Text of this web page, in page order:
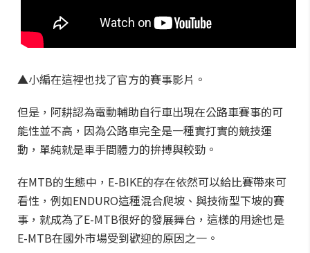
▲小編在這裡也找了官方的賽事影片。
但是，阿耕認為電動輔助自行車出現在公路車賽事的可
能性並不高，因為公路車完全是一種實打實的競技運
動，單純就是車手間體力的拚搏與較勁。
在MTB的生態中，E-BIKE的存在依然可以給比賽帶來可
看性，例如ENDURO這種混合爬坡、與技術型下坡的賽
事，就成為了E-MTB很好的發展舞台，這樣的用途也是
E-MTB在國外市場受到歡迎的原因之一。